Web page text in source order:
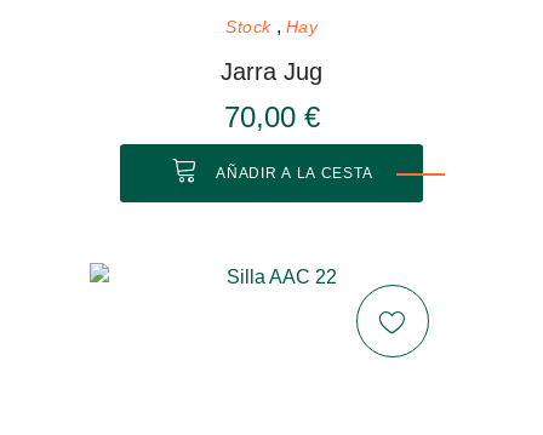
Stock Hay
Jarra Jug
70,00 €
AÑADIR A LA CESTA